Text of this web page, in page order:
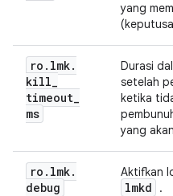
yang
ro . lmk.
kill_
timeout_
ms
Durasi
setelah
ketika
yang
ro . lmk.
debug
Aktifkan
lmkd .